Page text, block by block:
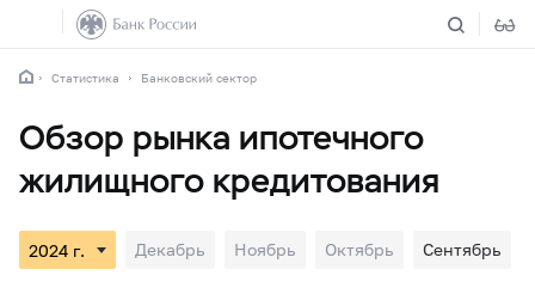
Статистика Банковский сектор
Обзор рынка ипотечного
жилищного кредитования
Декабрь Ноябрь Октябрь Сентябрь